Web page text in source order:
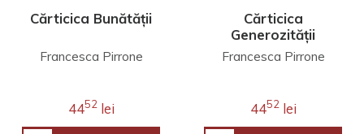
Cărticica Bunătății
Francesca Pirrone
4452lei
Cărticica
Generozității
Francesca Pirrone
4452lei